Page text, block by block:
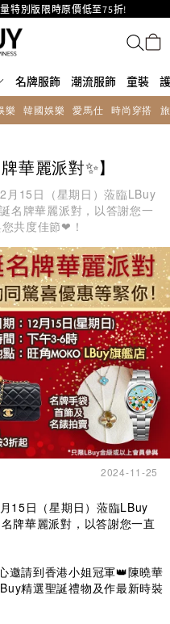
特別版限時原價低至75折!
首飾原價低至6折，立即入手!
正規商品零售店登陸MOKO 4樓
數快付款注意事項
享免運費！
《正版正貨承諾》商標
名牌服飾 潮流服飾 童裝
樂 韓國娛樂 愛馬仕 時尚穿搭
華麗派對✨】
月15日（星期日）蒞臨LBuy
名牌華麗派對，以答謝您一
共度佳節❤！
2024-11-25
15日（星期日）蒞臨LBuy
牌華麗派對，以答謝您一直
邀請到香港小姐冠軍👑陳曉華
精選聖誕禮物及作最新時裝